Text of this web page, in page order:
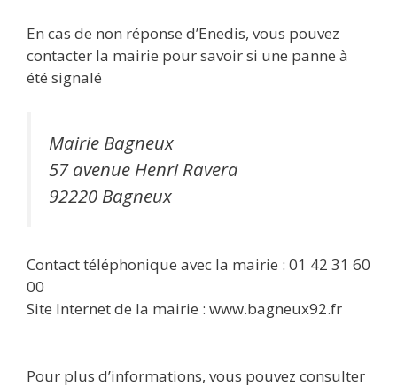
En cas de non réponse d’Enedis, vous pouvez
contacter la mairie pour savoir si une panne à
été signalé
Mairie Bagneux
57 avenue Henri Ravera
92220 Bagneux
Contact téléphonique avec la mairie : 01 42 31 60
00
Site Internet de la mairie : www.bagneux92.fr
Pour plus d’informations, vous pouvez consulter